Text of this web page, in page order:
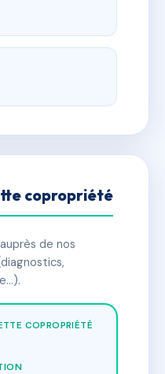
copropriété
de nos
COPROPRIÉTÉ